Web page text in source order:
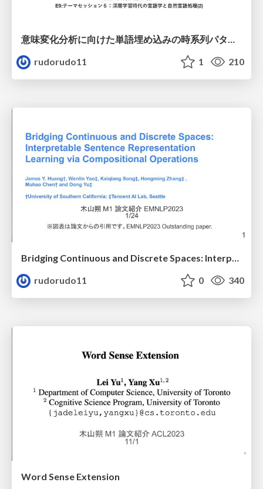
rudorudo11
1 210
Bridging Continuous and Discrete Spaces: Interpretable Sentence Representation Learning via Compositional Operations
rudorudo11
0 340
Word Sense Extension